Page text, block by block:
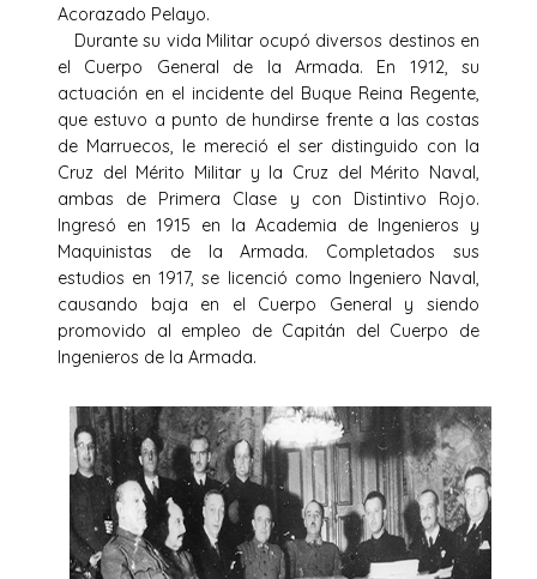
Acorazado Pelayo.
Durante su vida Militar ocupó diversos destinos en
el Cuerpo General de la Armada. En 1912, su
actuación en el incidente del Buque Reina Regente,
que estuvo a punto de hundirse frente a las costas
de Marruecos, le mereció el ser distinguido con la
Cruz del Mérito Militar y la Cruz del Mérito Naval,
ambas de Primera Clase y con Distintivo Rojo.
Ingresó en 1915 en la Academia de Ingenieros y
Maquinistas de la Armada. Completados sus
estudios en 1917, se licenció como Ingeniero Naval,
causando baja en el Cuerpo General y siendo
promovido al empleo de Capitán del Cuerpo de
Ingenieros de la Armada.